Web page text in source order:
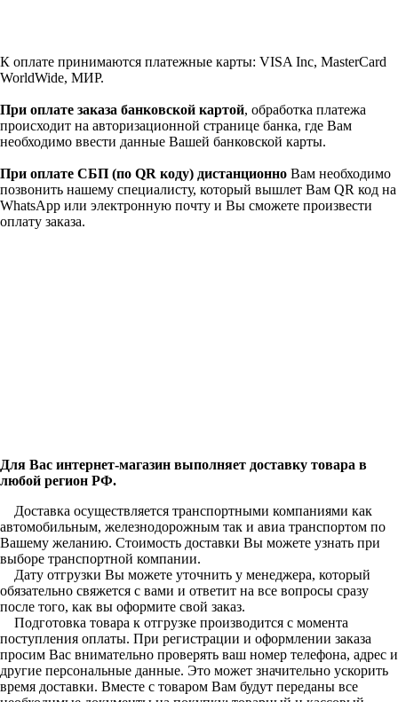
К оплате принимаются платежные карты: VISA Inc, MasterCard
WorldWide, МИР.
При оплате заказа банковской картой, обработка платежа
происходит на авторизационной странице банка, где Вам
необходимо ввести данные Вашей банковской карты.
При оплате СБП (по QR коду) дистанционно Вам необходимо
позвонить нашему специалисту, который вышлет Вам QR код на
WhatsApp или электронную почту и Вы сможете произвести
оплату заказа.
Для Вас интернет-магазин выполняет доставку товара в
любой регион РФ.
Доставка осуществляется транспортными компаниями как
автомобильным, железнодорожным так и авиа транспортом по
Вашему желанию. Стоимость доставки Вы можете узнать при
выборе транспортной компании.
Дату отгрузки Вы можете уточнить у менеджера, который
обязательно свяжется с вами и ответит на все вопросы сразу
после того, как вы оформите свой заказ.
Подготовка товара к отгрузке производится с момента
поступления оплаты. При регистрации и оформлении заказа
просим Вас внимательно проверять ваш номер телефона, адрес и
другие персональные данные. Это может значительно ускорить
время доставки. Вместе с товаром Вам будут переданы все